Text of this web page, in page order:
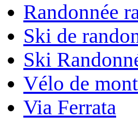
Randonnée
Ski de
Ski
Vélo de
Via Ferrata